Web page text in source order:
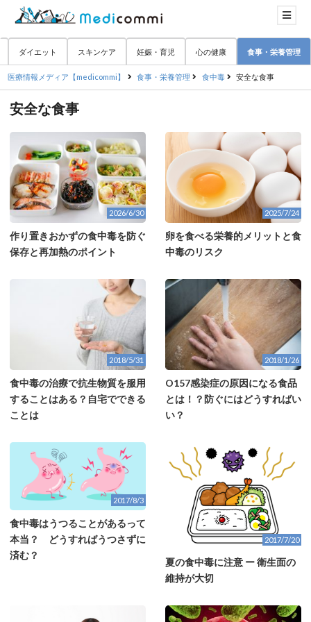
ダイエット スキンケア 妊娠・育児 心の健康 食事・栄養管理
医療情報メディア【medicommi】 食事・栄養管理 食中毒 安全な食事
安全な食事
2026/6/30
作り置きおかずの食中毒を防ぐ
保存と再加熱のポイント
2025/7/24
卵を食べる栄養的メリットと食
中毒のリスク
2018/5/31
食中毒の治療で抗生物質を服用
することはある？自宅でできる
ことは
2018/1/26
O157感染症の原因になる食品
とは！？防ぐにはどうすればい
い？
2017/8/3
食中毒はうつることがあるって
本当？ どうすればうつさずに
済む？
2017/7/20
夏の食中毒に注意 ー 衛生面の
維持が大切